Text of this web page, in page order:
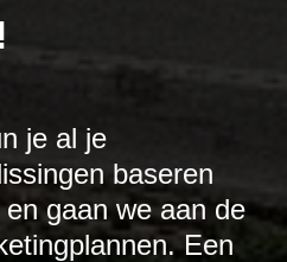
je al je
baseren
gaan we aan de
Een